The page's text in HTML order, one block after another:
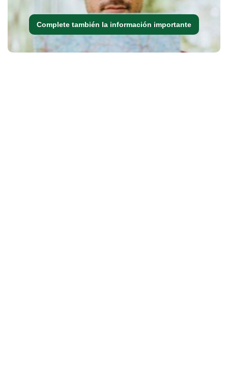
Complete también la información importante